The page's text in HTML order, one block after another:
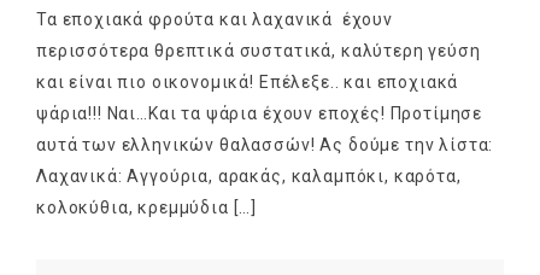
Τα εποχιακά φρούτα και λαχανικά έχουν
περισσότερα θρεπτικά συστατικά, καλύτερη γεύση
και είναι πιο οικονομικά! Επέλεξε.. και εποχιακά
ψάρια!!! Ναι…Και τα ψάρια έχουν εποχές! Προτίμησε
αυτά των ελληνικών θαλασσών! Ας δούμε την λίστα:
Λαχανικά: Αγγούρια, αρακάς, καλαμπόκι, καρότα,
κολοκύθια, κρεμμύδια […]